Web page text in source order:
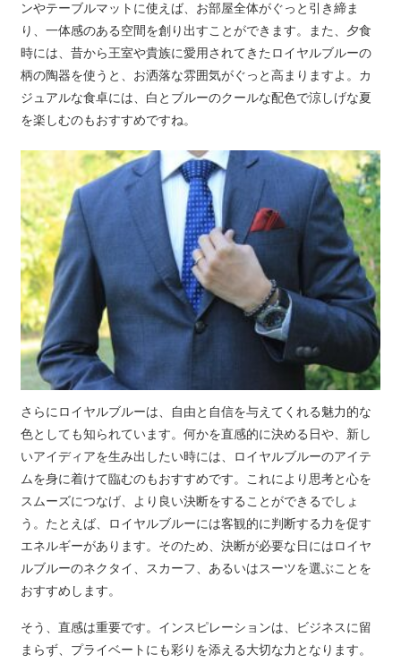
ンやテーブルマットに使えば、お部屋全体がぐっと引き締ま
り、一体感のある空間を創り出すことができます。また、夕食
時には、昔から王室や貴族に愛用されてきたロイヤルブルーの
柄の陶器を使うと、お洒落な雰囲気がぐっと高まりますよ。カ
ジュアルな食卓には、白とブルーのクールな配色で涼しげな夏
を楽しむのもおすすめですね。
さらにロイヤルブルーは、自由と自信を与えてくれる魅力的な
色としても知られています。何かを直感的に決める日や、新し
いアイディアを生み出したい時には、ロイヤルブルーのアイテ
ムを身に着けて臨むのもおすすめです。これにより思考と心を
スムーズにつなげ、より良い決断をすることができるでしょ
う。たとえば、ロイヤルブルーには客観的に判断する力を促す
エネルギーがあります。そのため、決断が必要な日にはロイヤ
ルブルーのネクタイ、スカーフ、あるいはスーツを選ぶことを
おすすめします。
そう、直感は重要です。インスピレーションは、ビジネスに留
まらず、プライベートにも彩りを添える大切な力となります。